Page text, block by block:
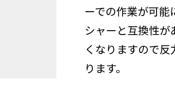
ーでの作業が可能
シャーと互換性
くなりますので
ります。